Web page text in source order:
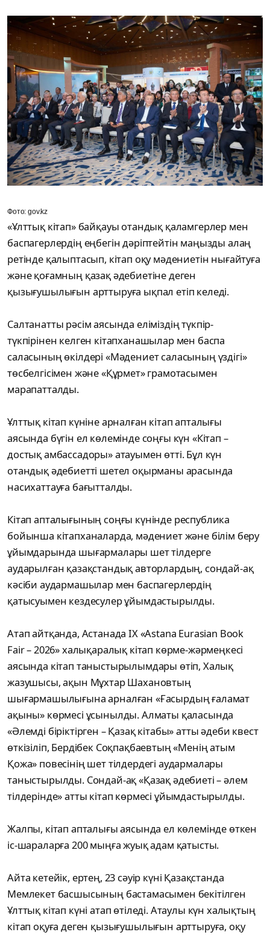
Фото: gov.kz
«Ұлттық кітап» байқауы отандық қаламгерлер мен
баспагерлердің еңбегін дәріптейтін маңызды алаң
ретінде қалыптасып, кітап оқу мәдениетін нығайтуға
және қоғамның қазақ әдебиетіне деген
қызығушылығын арттыруға ықпал етіп келеді.
Салтанатты рәсім аясында еліміздің түкпір-
түкпірінен келген кітапханашылар мен баспа
саласының өкілдері «Мәдениет саласының үздігі»
төсбелгісімен және «Құрмет» грамотасымен
марапатталды.
Ұлттық кітап күніне арналған кітап апталығы
аясында бүгін ел көлемінде соңғы күн «Кітап –
достық амбассадоры» атауымен өтті. Бұл күн
отандық әдебиетті шетел оқырманы арасында
насихаттауға бағытталды.
Кітап апталығының соңғы күнінде республика
бойынша кітапханаларда, мәдениет және білім беру
ұйымдарында шығармалары шет тілдерге
аударылған қазақстандық авторлардың, сондай-ақ
кәсіби аудармашылар мен баспагерлердің
қатысуымен кездесулер ұйымдастырылды.
Атап айтқанда, Астанада IX «Astana Eurasian Book
Fair – 2026» халықаралық кітап көрме-жәрмеңкесі
аясында кітап таныстырылымдары өтіп, Халық
жазушысы, ақын Мұхтар Шахановтың
шығармашылығына арналған «Ғасырдың ғаламат
ақыны» көрмесі ұсынылды. Алматы қаласында
«Әлемді біріктірген – Қазақ кітабы» атты әдеби квест
өткізіліп, Бердібек Соқпақбаевтың «Менің атым
Қожа» повесінің шет тілдердегі аудармалары
таныстырылды. Сондай-ақ «Қазақ әдебиеті – әлем
тілдерінде» атты кітап көрмесі ұйымдастырылды.
Жалпы, кітап апталығы аясында ел көлемінде өткен
іс-шараларға 200 мыңға жуық адам қатысты.
Айта кетейік, ертең, 23 сәуір күні Қазақстанда
Мемлекет басшысының бастамасымен бекітілген
Ұлттық кітап күні атап өтіледі. Атаулы күн халықтың
кітап оқуға деген қызығушылығын арттыруға, оқу